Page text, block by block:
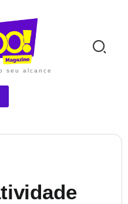
seu alcance